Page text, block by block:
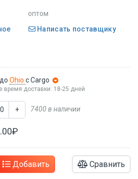
оптом
Написать поставщику
до Ohio с Cargo
время доставки: 18-25 дней
+ 7400 в наличии
Добавить Сравнить